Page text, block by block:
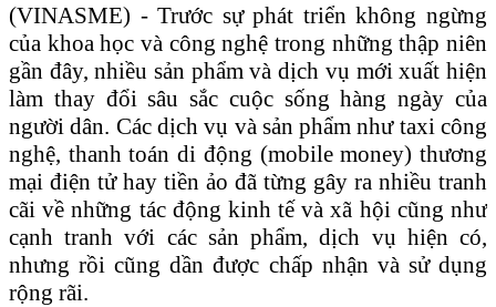
(VINASME) -Trước sự phát triển không ngừng
của khoa học và công nghệ trong những thập niên
gần đây, nhiều sản phẩm và dịch vụ mới xuất hiện
làm thay đổi sâu sắc cuộc sống hàng ngày của
người dân. Các dịch vụ và sản phẩm như taxi công
nghệ, thanh toán di động (mobile money) thương
mại điện tử hay tiền ảo đã từng gây ra nhiều tranh
cãi về những tác động kinh tế và xã hội cũng như
cạnh tranh với các sản phẩm, dịch vụ hiện có,
nhưng rồi cũng dần được chấp nhận và sử dụng
rộng rãi.